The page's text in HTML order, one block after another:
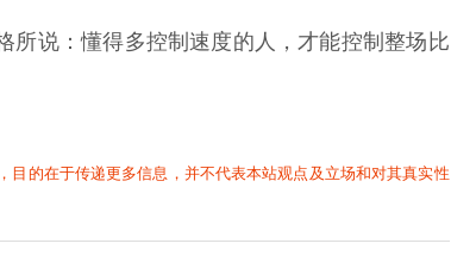
所说：懂得多控制速度的人，才能控制整场比
目的在于传递更多信息，并不代表本站观点及立场和对其真实性